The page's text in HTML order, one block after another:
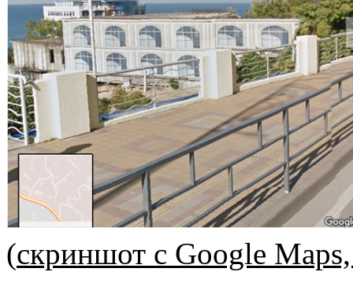
(скриншот с Google